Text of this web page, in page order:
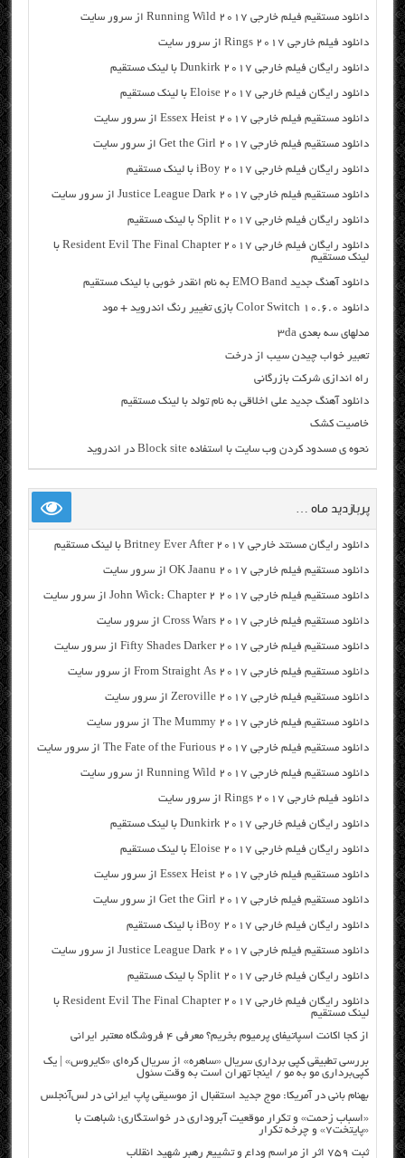
دانلود مستقیم فیلم خارجی Running Wild 2017 از سرور سایت
دانلود فیلم خارجی Rings 2017 از سرور سایت
دانلود رایگان فیلم خارجی Dunkirk 2017 با لینک مستقیم
دانلود رایگان فیلم خارجی Eloise 2017 با لینک مستقیم
دانلود مستقیم فیلم خارجی Essex Heist 2017 از سرور سایت
دانلود مستقیم فیلم خارجی Get the Girl 2017 از سرور سایت
دانلود رایگان فیلم خارجی iBoy 2017 با لینک مستقیم
دانلود مستقیم فیلم خارجی Justice League Dark 2017 از سرور سایت
دانلود رایگان فیلم خارجی Split 2017 با لینک مستقیم
دانلود رایگان فیلم خارجی Resident Evil The Final Chapter 2017 با
لینک مستقیم
دانلود آهنگ جدید EMO Band به نام انقدر خوبی با لینک مستقیم
دانلود Color Switch 10.6.0 بازی تغییر رنگ اندروید + مود
مدلهای سه بعدی ۳da
تعبیر خواب چیدن سیب از درخت
راه اندازی شرکت بازرگانی
دانلود آهنگ جدید علی اخلاقی به نام تولد با لینک مستقیم
خاصیت کشک
نحوه ی مسدود کردن وب سایت با استفاده Block site در اندروید
پربازدید ماه …
دانلود رایگان مسنتد خارجی Britney Ever After 2017 با لینک مستقیم
دانلود مستقیم فیلم خارجی OK Jaanu 2017 از سرور سایت
دانلود مستقیم فیلم خارجی John Wick: Chapter 2 2017 از سرور سایت
دانلود مستقیم فیلم خارجی Cross Wars 2017 از سرور سایت
دانلود مستقیم فیلم خارجی Fifty Shades Darker 2017 از سرور سایت
دانلود مستقیم فیلم خارجی From Straight As 2017 از سرور سایت
دانلود مستقیم فیلم خارجی Zeroville 2017 از سرور سایت
دانلود مستقیم فیلم خارجی The Mummy 2017 از سرور سایت
دانلود مستقیم فیلم خارجی The Fate of the Furious 2017 از سرور سایت
دانلود مستقیم فیلم خارجی Running Wild 2017 از سرور سایت
دانلود فیلم خارجی Rings 2017 از سرور سایت
دانلود رایگان فیلم خارجی Dunkirk 2017 با لینک مستقیم
دانلود رایگان فیلم خارجی Eloise 2017 با لینک مستقیم
دانلود مستقیم فیلم خارجی Essex Heist 2017 از سرور سایت
دانلود مستقیم فیلم خارجی Get the Girl 2017 از سرور سایت
دانلود رایگان فیلم خارجی iBoy 2017 با لینک مستقیم
دانلود مستقیم فیلم خارجی Justice League Dark 2017 از سرور سایت
دانلود رایگان فیلم خارجی Split 2017 با لینک مستقیم
دانلود رایگان فیلم خارجی Resident Evil The Final Chapter 2017 با
لینک مستقیم
از کجا اکانت اسپاتیفای پرمیوم بخریم؟ معرفی ۴ فروشگاه معتبر ایرانی
بررسی تطبیقی کپی برداری سریال «ساهره» از سریال کره‌ای «کایروس» | یک
کپی‌برداری مو به مو / اینجا تهران است به وقت سئول
بهنام بانی در آمریکا: موج جدید استقبال از موسیقی پاپ ایرانی در لس‌آنجلس
«اسباب زحمت» و تکرار موقعیت آبروداری در خواستگاری؛ شباهت با
«پایتخت۷» و چرخه تکرار
ثبت ۷۵۹ اثر از مراسم وداع و تشییع رهبر شهید انقلاب